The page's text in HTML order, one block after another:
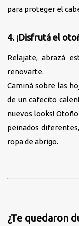
para proteger el
4. ¡Disfrutá el
Relajate, abrazá
renovarte.
Caminá sobre las
de un cafecito
nuevos looks!
peinados
ropa de abrigo.
¿Te quedaron